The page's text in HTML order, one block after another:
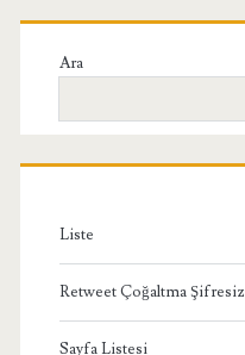
Birincil
Yan
Menü
Ara
Liste
Retweet Çoğaltma Şifresiz
Sayfa Listesi